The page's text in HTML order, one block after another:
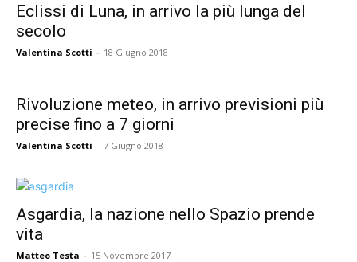
Eclissi di Luna, in arrivo la più lunga del
secolo
Valentina Scotti - 18 Giugno 2018
Rivoluzione meteo, in arrivo previsioni più
precise fino a 7 giorni
Valentina Scotti - 7 Giugno 2018
Asgardia, la nazione nello Spazio prende
vita
Matteo Testa - 15 Novembre 2017